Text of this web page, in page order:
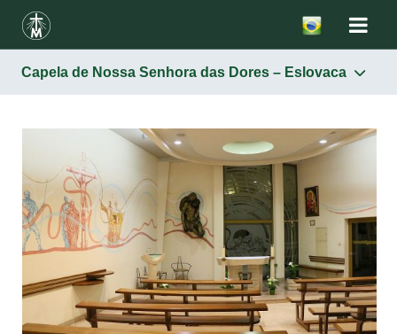
Capela de Nossa Senhora das Dores – Eslovaca
„Casa de Santa Irmã Faustina” – alojamento, museu
Convento
„Antoninek” – associação „Faustinum”
Capela de Jesus Misericordioso e túmulo de Santa
Oratório – local da morte de Santa Faustina
Capela da Paixão de Cristo